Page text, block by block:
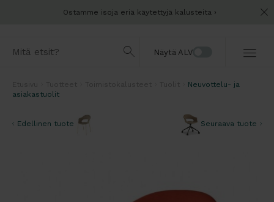
Ostamme isoja eriä käytettyjä kalusteita
Näytä ALV
Neuvottelu- ja
asiakastuolit
Edellinen tuote Seuraava tuote